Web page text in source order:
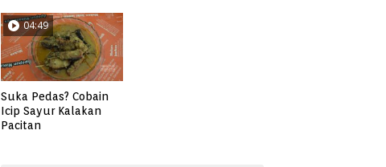
04:49
Suka Pedas? Cobain
Icip Sayur Kalakan
Pacitan